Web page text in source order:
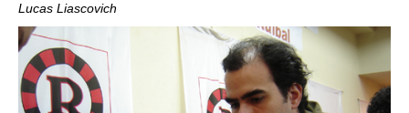
Lucas Liascovich